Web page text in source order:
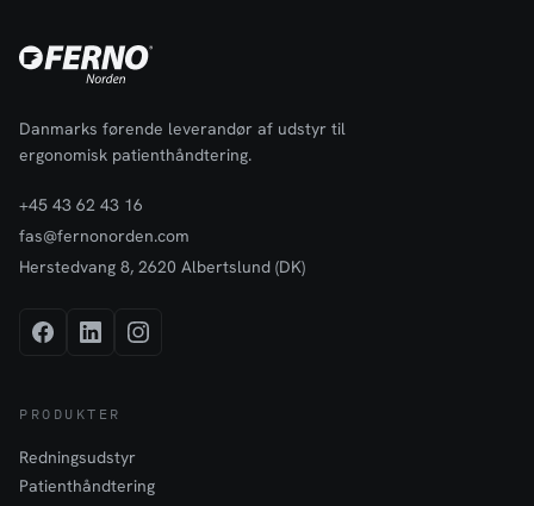
Danmarks førende leverandør af udstyr til
ergonomisk patienthåndtering.
+45 43 62 43 16
fas@fernonorden.com
Herstedvang 8, 2620 Albertslund (DK)
PRODUKTER
Redningsudstyr
Patienthåndtering